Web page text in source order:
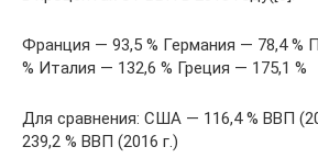
Франция — 93,5 % Германия — 78,4 %
% Италия — 132,6 % Греция — 175,1 %
Для сравнения: США — 116,4 % ВВП
239,2 % ВВП (2016 г.)